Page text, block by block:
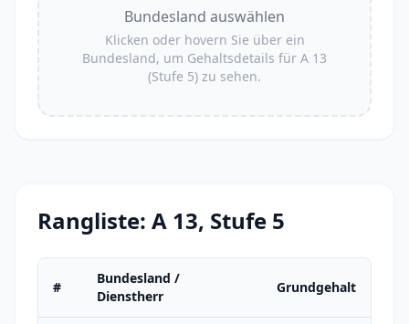
Bundesland auswählen
Klicken oder hovern Sie über ein
Bundesland, um Gehaltsdetails für A 13
(Stufe 5) zu sehen.
Rangliste: A 13, Stufe 5
#
Bundesland /
Dienstherr
Grundgehalt